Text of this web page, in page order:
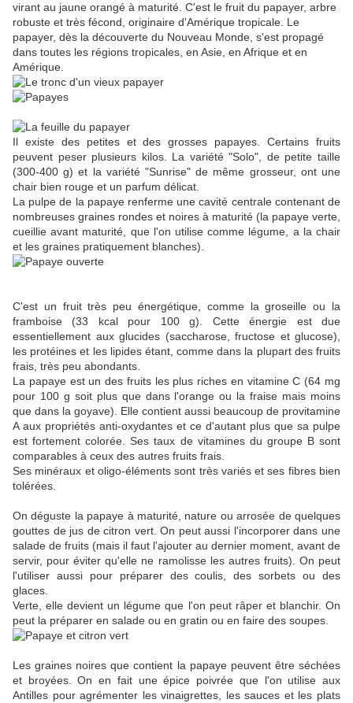
virant au jaune orangé à maturité. C'est le fruit du papayer, arbre
robuste et très fécond, originaire d'Amérique tropicale. Le
papayer, dès la découverte du Nouveau Monde, s'est propagé
dans toutes les régions tropicales, en Asie, en Afrique et en
Amérique.
Il existe des petites et des grosses papayes. Certains fruits
peuvent peser plusieurs kilos. La variété "Solo", de petite taille
(300-400 g) et la variété "Sunrise" de même grosseur, ont une
chair bien rouge et un parfum délicat.
La pulpe de la papaye renferme une cavité centrale contenant de
nombreuses graines rondes et noires à maturité (la papaye verte,
cueillie avant maturité, que l'on utilise comme légume, a la chair
et les graines pratiquement blanches).
C'est un fruit très peu énergétique, comme la groseille ou la
framboise (33 kcal pour 100 g). Cette énergie est due
essentiellement aux glucides (saccharose, fructose et glucose),
les protéines et les lipides étant, comme dans la plupart des fruits
frais, très peu abondants.
La papaye est un des fruits les plus riches en vitamine C (64 mg
pour 100 g soit plus que dans l'orange ou la fraise mais moins
que dans la goyave). Elle contient aussi beaucoup de provitamine
A aux propriétés anti-oxydantes et ce d'autant plus que sa pulpe
est fortement colorée. Ses taux de vitamines du groupe B sont
comparables à ceux des autres fruits frais.
Ses minéraux et oligo-éléments sont très variés et ses fibres bien
tolérées.
On déguste la papaye à maturité, nature ou arrosée de quelques
gouttes de jus de citron vert. On peut aussi l'incorporer dans une
salade de fruits (mais il faut l'ajouter au dernier moment, avant de
servir, pour éviter qu'elle ne ramolisse les autres fruits). On peut
l'utiliser aussi pour préparer des coulis, des sorbets ou des
glaces.
Verte, elle devient un légume que l'on peut râper et blanchir. On
peut la préparer en salade ou en gratin ou en faire des soupes.
Les graines noires que contient la papaye peuvent être séchées
et broyées. On en fait une épice poivrée que l'on utilise aux
Antilles pour agrémenter les vinaigrettes, les sauces et les plats